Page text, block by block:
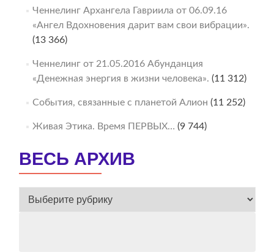
Ченнелинг Архангела Гавриила от 06.09.16
«Ангел Вдохновения дарит вам свои вибрации».
(13 366)
Ченнелинг от 21.05.2016 Абунданция
«Денежная энергия в жизни человека». (11 312)
События, связанные с планетой Алион (11 252)
Живая Этика. Время ПЕРВЫХ… (9 744)
ВЕСЬ АРХИВ
ВЕСЬ